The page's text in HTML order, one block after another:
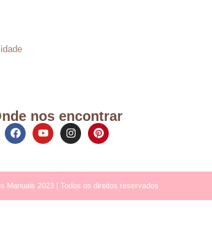
nos encontrar
Manuais 2023 | Todos os direitos reservados